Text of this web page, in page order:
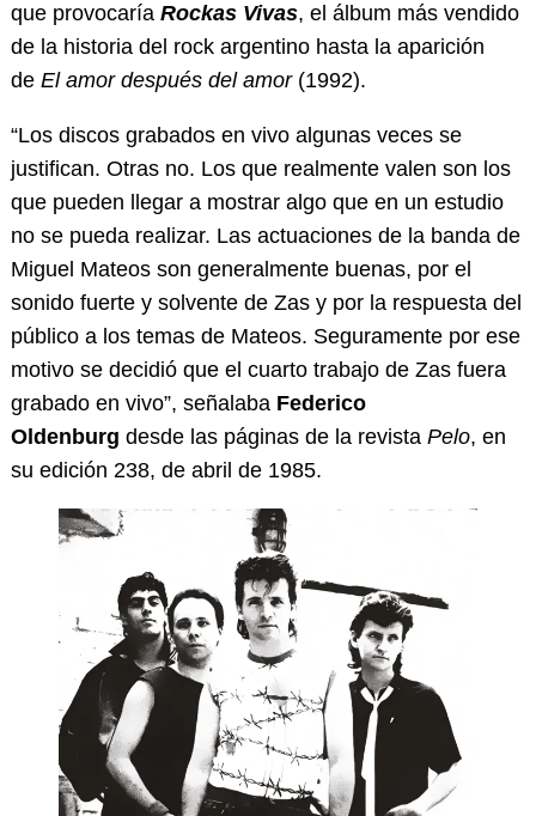
que provocaría Rockas Vivas, el álbum más vendido
de la historia del rock argentino hasta la aparición
de El amor después del amor (1992).
“Los discos grabados en vivo algunas veces se
justifican. Otras no. Los que realmente valen son los
que pueden llegar a mostrar algo que en un estudio
no se pueda realizar. Las actuaciones de la banda de
Miguel Mateos son generalmente buenas, por el
sonido fuerte y solvente de Zas y por la respuesta del
público a los temas de Mateos. Seguramente por ese
motivo se decidió que el cuarto trabajo de Zas fuera
grabado en vivo”, señalabaFederico
Oldenburg desde las páginas de la revista Pelo, en
su edición 238, de abril de 1985.